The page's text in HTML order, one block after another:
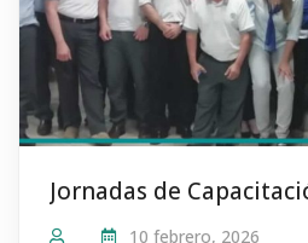
10 febrero, 2026